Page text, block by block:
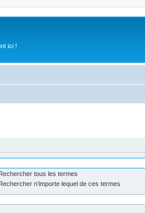
ici !
tous les termes
n’importe lequel de ces termes